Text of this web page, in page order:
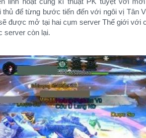
thủ để từng bước tiến đến với ngôi vị Tân
được mở tại hai cụm server Thế giới với
server còn lại.